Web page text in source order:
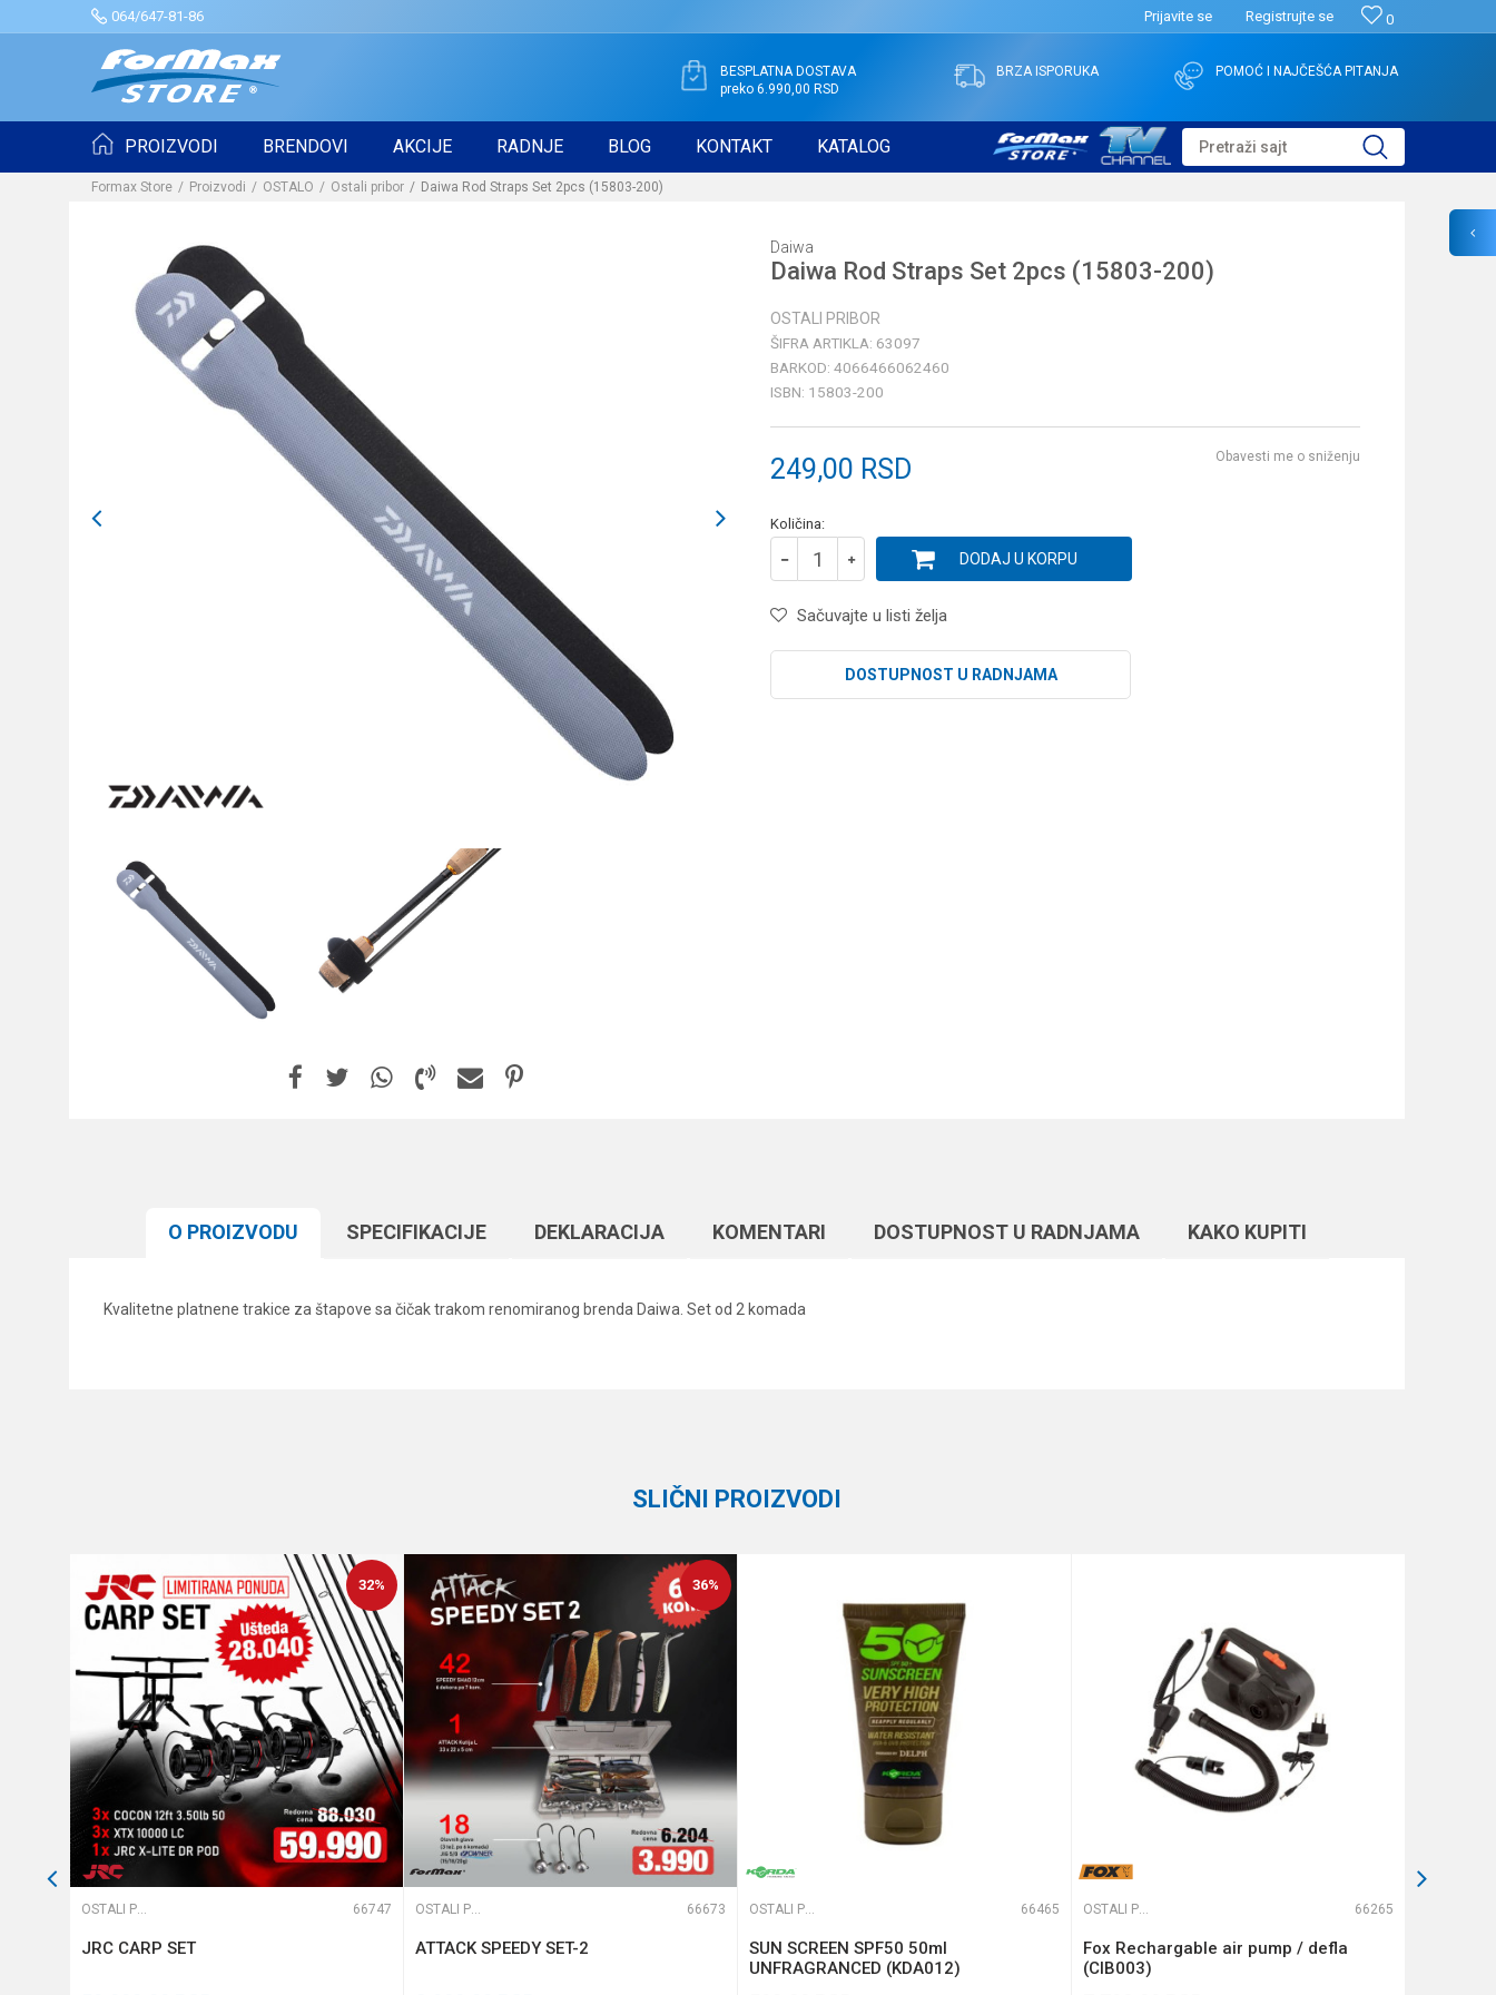
064/647-81-86 0
Prijavite se Registrujte se
BESPLATNA DOSTAVA
preko 6.990,00 RSD
BRZA ISPORUKA POMOĆ I NAJČEŠĆA PITANJA
PROIZVODI BRENDOVI AKCIJE RADNJE BLOG KONTAKT KATALOG Pretraži sajt
Formax Store Proizvodi OSTALO Ostali pribor Daiwa Rod Straps Set 2pcs (15803-200)
Daiwa
Daiwa Rod Straps Set 2pcs (15803-200)
OSTALI PRIBOR
ŠIFRA ARTIKLA: 63097
BARKOD: 4066466062460
ISBN: 15803-200
249,00 RSD Obavesti me o sniženju
Količina:
DODAJ U KORPU
Sačuvajte u listi želja
DOSTUPNOST U RADNJAMA
O PROIZVODU SPECIFIKACIJЕ DEKLARACIJA KOMENTARI DOSTUPNOST U RADNJAMA KAKO KUPITI
Kvalitetne platnene trakice za štapove sa čičak trakom renomiranog brenda Daiwa. Set od 2 komada
Anti-spam zaštita - izračunajte koliko je 2 + 3 :
POŠALJI
SLIČNI PROIZVODI
32%
OSTALI PRIBOR 66747
JRC CARP SET
36%
OSTALI PRIBOR 66673
ATTACK SPEEDY SET-2
OSTALI PRIBOR 66465
SUN SCREEN SPF50 50ml
UNFRAGRANCED (KDA012)
OSTALI PRIBOR 66265
Fox Rechargable air pump / defla
(CIB003)